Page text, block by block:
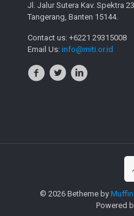
Jl. Jalur Sutera Kav. Spektra
Tangerang, Banten 15144.
Contact us: +6221 29315008
Email Us: info@miti.or.id
© 2026 Betheme by
Powered